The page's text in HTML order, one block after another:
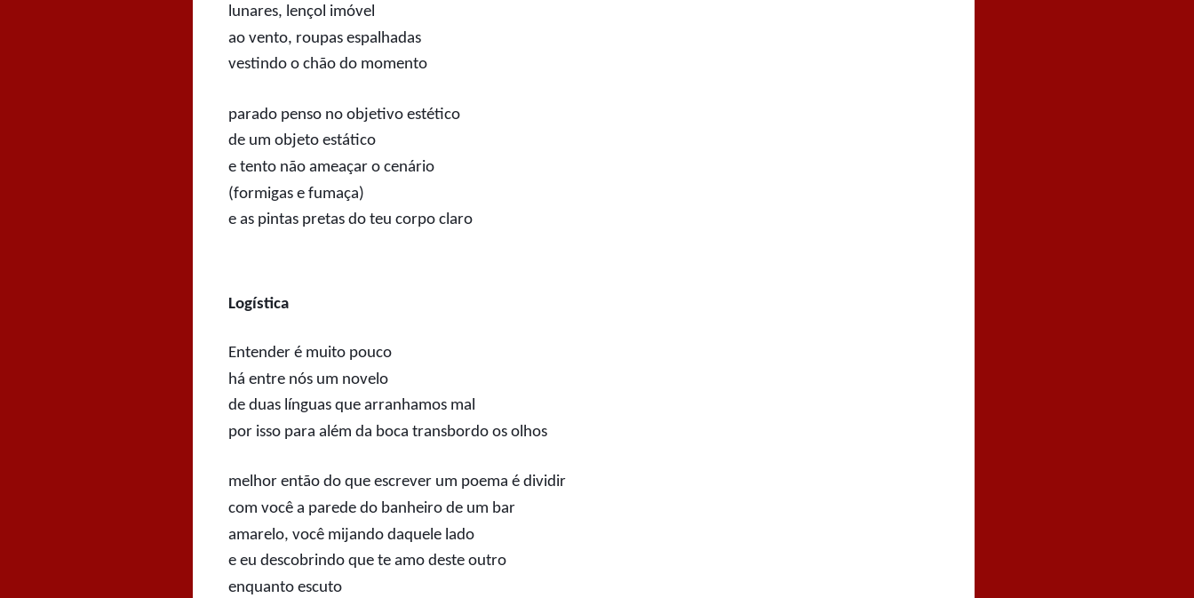
lunares, lençol imóvel
ao vento, roupas espalhadas
vestindo o chão do momento
parado penso no objetivo estético
de um objeto estático
e tento não ameaçar o cenário
(formigas e fumaça)
e as pintas pretas do teu corpo claro
Logística
Entender é muito pouco
há entre nós um novelo
de duas línguas que arranhamos mal
por isso para além da boca transbordo os olhos
melhor então do que escrever um poema é dividir
com você a parede do banheiro de um bar
amarelo, você mijando daquele lado
e eu descobrindo que te amo deste outro
enquanto escuto